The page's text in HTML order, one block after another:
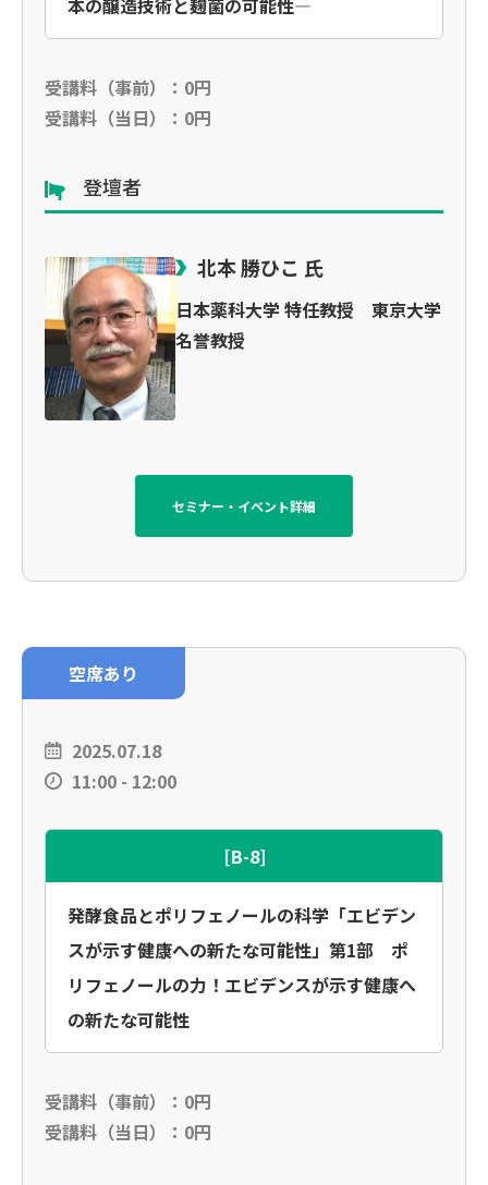
本の醸造技術と麹菌の可能性—
受講料（事前）：0円
受講料（当日）：0円
登壇者
北本 勝ひこ 氏
日本薬科大学 特任教授 東京大学
名誉教授
セミナー・イベント詳細
空席あり
2025.07.18
11:00 - 12:00
[B-8]
発酵食品とポリフェノールの科学「エビデン
スが示す健康への新たな可能性」第1部 ポ
リフェノールの力！エビデンスが示す健康へ
の新たな可能性
受講料（事前）：0円
受講料（当日）：0円